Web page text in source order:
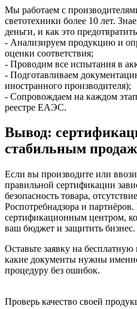
Мы работаем с
светотехники более 10 лет.
деньги, и как это
- Анализируем продукцию и
оценки соответствия;
- Проводим все испытания в
- Подготавливаем
иностранного производителя);
- Сопровождаем на каждом
реестре ЕАЭС.
Вывод:
стабильным
Если вы производите или
правильной сертификации
безопасность товара,
Роспотребнадзора и партнёров.
сертификационным центром,
ваш бюджет и защитить бизнес.
Оставьте заявку на
какие документы нужны
процедуру без ошибок.
Проверь качество своей